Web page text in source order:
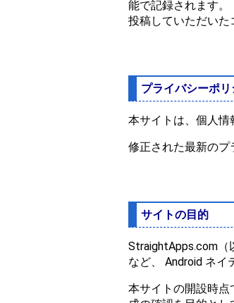
能で記録されます。
投稿していただいた
プライバシーポ
本サイトは、個人情
修正された最新のプ
サイトの目的
StraightApps.com（
など、 Android ネイ
本サイトの開設時